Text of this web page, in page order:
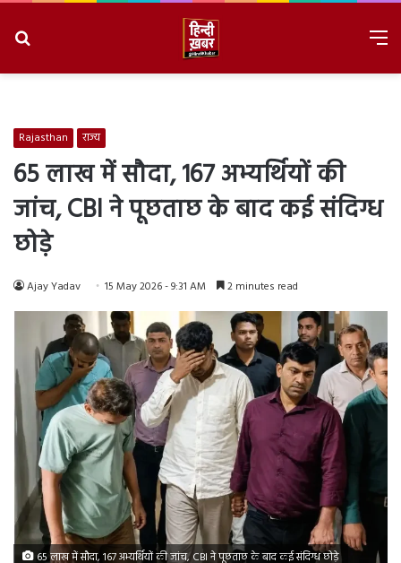
Rajasthan राज्य
65 लाख में सौदा, 167 अभ्यर्थियों की
जांच, CBI ने पूछताछ के बाद कई संदिग्ध
छोड़े
Ajay Yadav 15 May 2026 - 9:31 AM 2 minutes read
65 लाख में सौदा, 167 अभ्यर्थियों की जांच, CBI ने पूछताछ के बाद कई संदिग्ध छोड़े